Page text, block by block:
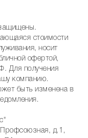
стоимости
носит
офертой,
Для получения
компанию.
быть изменена в
Профсоюзная, д.1,